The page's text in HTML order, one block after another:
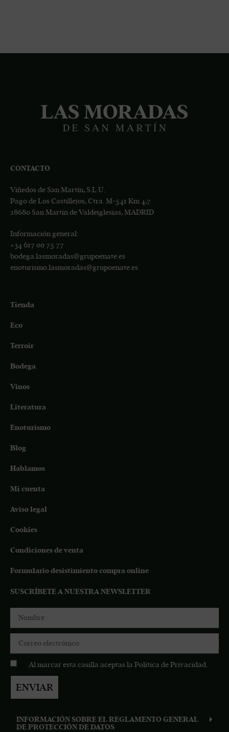
CONTACTO
Viñedos de San Martín, S.L.U.
Pago de Los Castillejos, Ctra. M-541 Km 4,7
28680 San Martín de Valdeiglesias, MADRID
Información general:
+34 617 00 75 77
bodega.lasmoradas@grupoenate.es
enoturismo.lasmoradas@grupoenate.es
Tienda
Eco
Terroir
Bodega
Vinos
Literatura
Enoturismo
Blog
Hablamos
Mi cuenta
Aviso legal
Cookies
Condiciones de venta
Formulario desistimiento compra online
SUSCRÍBETE A NUESTRA NEWSLETTER
Al marcar esta casilla aceptas la Política de Privacidad.
ENVIAR
INFORMACIÓN SOBRE EL REGLAMENTO GENERAL
DE PROTECCIÓN DE DATOS